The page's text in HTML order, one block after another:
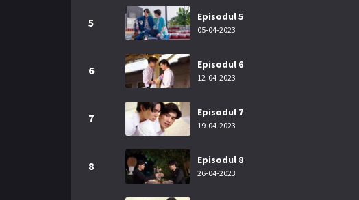
5 Episodul 5
05-04-2023
6 Episodul 6
12-04-2023
7 Episodul 7
19-04-2023
8 Episodul 8
26-04-2023